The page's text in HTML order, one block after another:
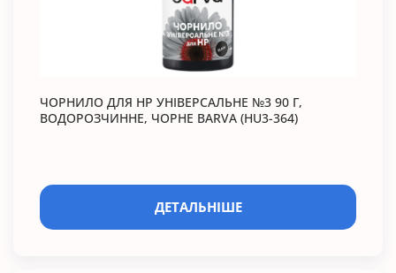
ЧОРНИЛО ДЛЯ HP УНІВЕРСАЛЬНЕ №3 90 Г,
ВОДОРОЗЧИННЕ, ЧОРНЕ BARVA (HU3-364)
ДЕТАЛЬНІШЕ